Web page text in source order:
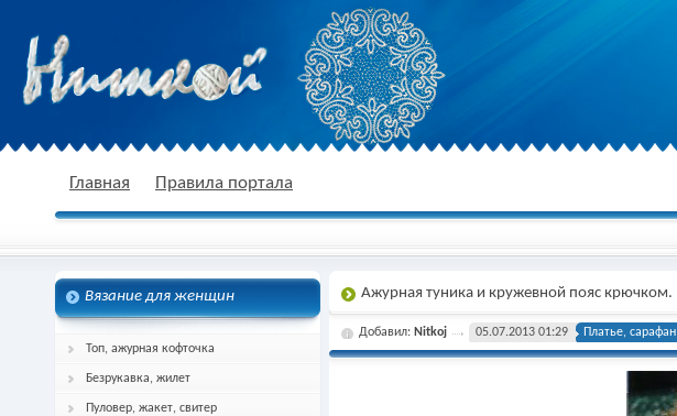
спицами, схема и описание
Главная Правила портала
Вязание для женщин
Топ, ажурная кофточка
Безрукавка, жилет
Пуловер, жакет, свитер
Ажурная туника и кружевной пояс крючком.
Добавил: Nitkoj 05.07.2013 01:29 Платье, сарафан